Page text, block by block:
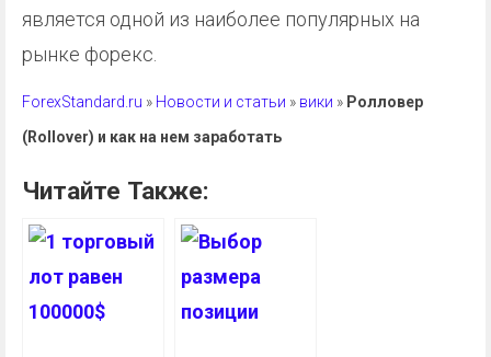
является одной из наиболее популярных на
рынке форекс.
ForexStandard.ru » Новости и статьи » вики » Ролловер
(Rollover) и как на нем заработать
Читайте Также: